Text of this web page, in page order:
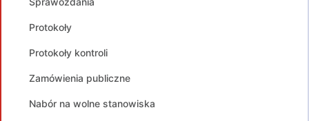
Protokoły
Protokoły kontroli
Zamówienia publiczne
Nabór na wolne stanowiska